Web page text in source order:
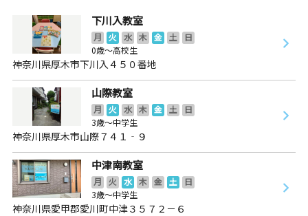
下川入教室
月 火 水 木 金 土
日
0歳～高校生
神奈川県厚木市下川入４５０番地
山際教室
月 火 水 木 金 土
日
3歳～中学生
神奈川県厚木市山際７４１‐９
中津南教室
月 火 水 木 金 土
日
3歳～中学生
神奈川県愛甲郡愛川町中津３５７２－６